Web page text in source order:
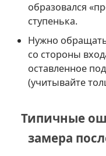
образовался
ступенька.
Нужно
со стороны
оставленное
(учитывайте
Типичные
замера